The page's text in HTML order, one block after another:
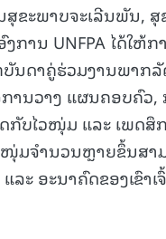
ສຸຂະພາບຈະເລີນພັນ,
ການ UNFPA ໄດ້ໃຫ້
ນດາຄູ່ຮ່ວມງານພາກລັ
ານວາງ ແຜນຄອບຄົວ,
ກັບໄວໜຸ່ມ ແລະ ເພດສຶ
ໜຸ່ມຈຳນວນຫຼາຍຂຶ້ນສາ
ະ ອະນາຄົດຂອງເຂົາເ